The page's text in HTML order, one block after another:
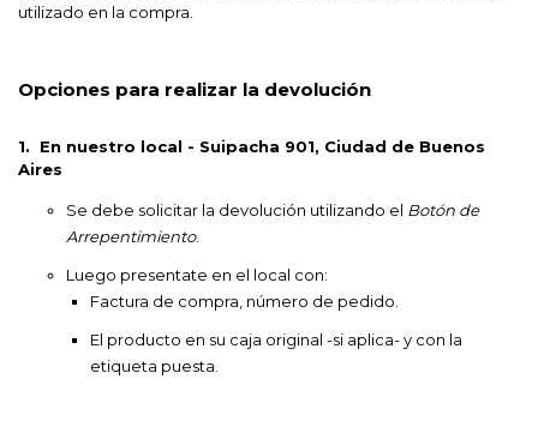
utilizado en la compra.
Opciones para realizar la devolución
1. En nuestro local - Suipacha 901, Ciudad de Buenos
Aires
Se debe solicitar la devolución utilizando el Botón de
Arrepentimiento.
Luego presentate en el local con:
Factura de compra, número de pedido.
El producto en su caja original -si aplica- y con la
etiqueta puesta.